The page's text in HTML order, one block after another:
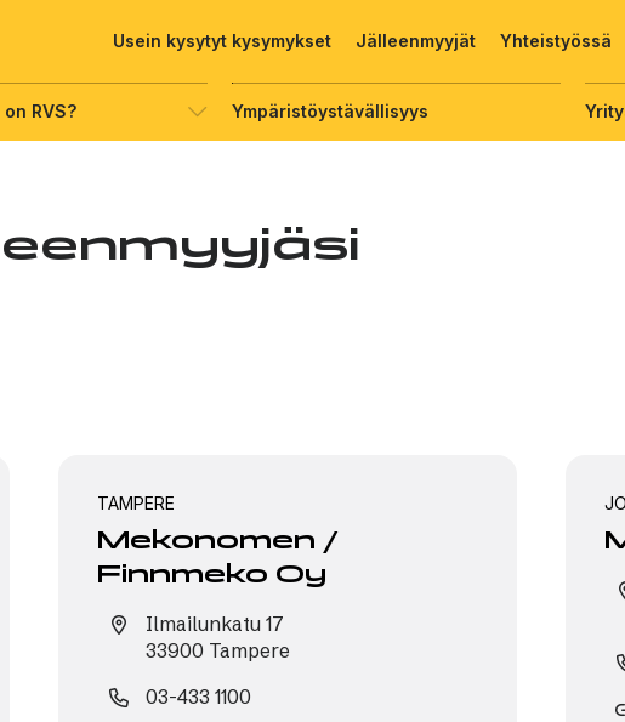
Usein kysytyt kysymykset Jälleenmyyjät Yhteistyössä
RVS? Ympäristöystävällisyys
TAMPERE
Mekonomen /
Finnmeko Oy
Ilmailunkatu 17
33900 Tampere
03-433 1100